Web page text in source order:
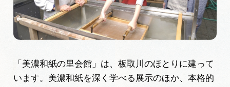
「美濃和紙の里会館」は、板取川のほとりに建って
います。美濃和紙を深く学べる展示のほか、本格的